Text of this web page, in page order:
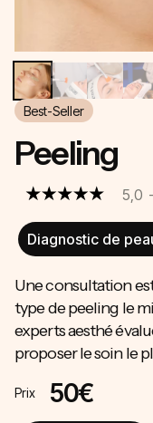
Best-Seller
Peeling
5,0
Diagnostic de
Une consultation
type de peeling le
experts aesthé
proposer le soin le
Prix 50€